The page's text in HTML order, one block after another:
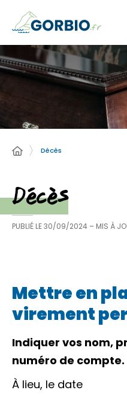
Décès
Décès
PUBLIÉ LE30/09/2024 – MIS À
Mettre en
virement
Indiquer vos nom,
numéro de compte.
À lieu, le date